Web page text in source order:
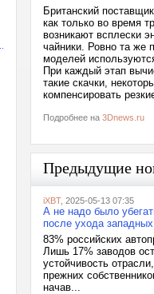
Британский
как только во время
возникают всплески
чайники. Ровно та же
моделей
При каждый этап
такие скачки,
компенсировать
Подробнее на 3Dnews.ru
Предыдущие
iXBT, 2025-05-13 07:35
А не надо было
после ухода
83% российских
Лишь 17% заводов
устойчивость
прежних
начав...